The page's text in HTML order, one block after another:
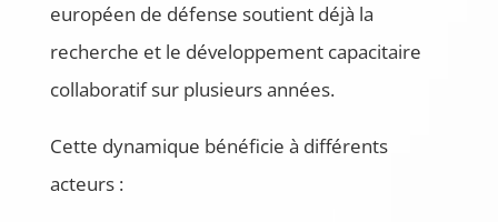
européen de défense soutient déjà la
recherche et le développement capacitaire
collaboratif sur plusieurs années.
Cette dynamique bénéficie à différents
acteurs :